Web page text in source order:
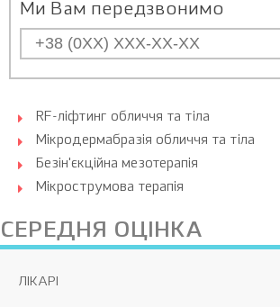
Ми Вам передзвонимо
RF-ліфтинг обличчя та тіла
Мікродермабразія обличчя та тіла
Безін'єкційна мезотерапія
Мікрострумова терапія
СЕРЕДНЯ ОЦІНКА
ЛІКАРІ